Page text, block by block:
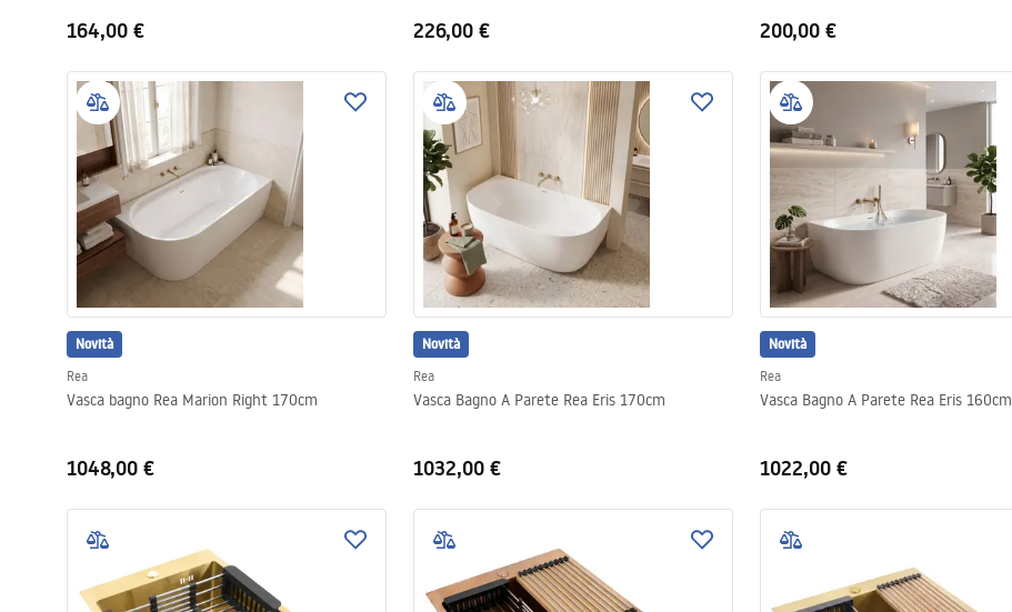
164,00 € 226,00 € 200,00 €
Novità
Rea
Vasca bagno Rea Marion Right 170cm
1048,00 €
Novità
Rea
Vasca Bagno A Parete Rea Eris 170cm
1032,00 €
Novità
Rea
Vasca Bagno A Parete Rea Eris 160cm
1022,00 €